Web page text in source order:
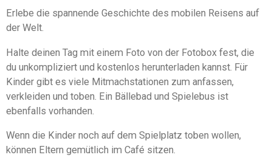
2
S
e
r
n
e
n
Erlebe die spannende Geschichte des mobilen Reisens auf
der Welt.
Halte deinen Tag mit einem Foto von der Fotobox fest, die
du unkompliziert und kostenlos herunterladen kannst. Für
Kinder gibt es viele Mitmachstationen zum anfassen,
verkleiden und toben. Ein Bällebad und Spielebus ist
ebenfalls vorhanden.
Wenn die Kinder noch auf dem Spielplatz toben wollen,
können Eltern gemütlich im Café sitzen.